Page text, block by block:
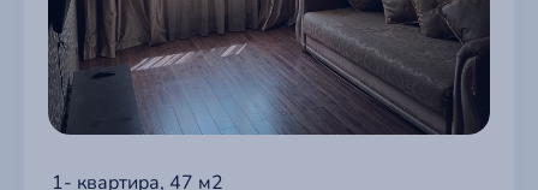
1- квартира, 47 м2